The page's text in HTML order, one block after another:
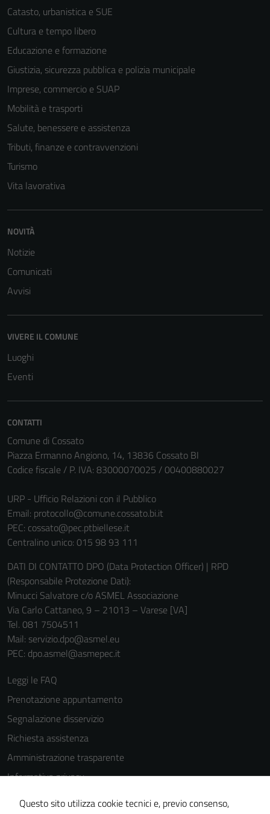
Catasto, urbanistica e SUE
Cultura e tempo libero
Educazione e formazione
Giustizia, sicurezza pubblica e polizia municipale
Imprese, commercio e SUAP
Mobilità e trasporti
Salute, benessere e assistenza
Tributi, finanze e contravvenzioni
Turismo
Vita lavorativa
NOVITÀ
Notizie
Comunicati
Avvisi
VIVERE IL COMUNE
Luoghi
Eventi
CONTATTI
Comune di Cossato
Piazza Ermanno Angiono, 14, 13836 Cossato BI
Codice fiscale / P. IVA: 83000070025 / 00400880027
URP - Ufficio Relazioni con il Pubblico
Email: protocollo@comune.cossato.bi.it
PEC: cossato@pec.ptbiellese.it
Centralino unico: 015 98 93 111
DATI DI CONTATTO DPO (Data Protection Officer) | RPD
(Responsabile Protezione Dati):
Minucci Salvatore c/o ASMEL Associazione
Via Carlo Cattaneo, 9 – 21013 – Varese [VA]
Tel. 081 7504511
Mail: servizio.dpo@asmel.eu
PEC: dpo.asmel@asmepec.it
Leggi le FAQ
Prenotazione appuntamento
Segnalazione disservizio
Richiesta assistenza
Amministrazione trasparente
Informativa privacy
Cookie Policy
Questo sito utilizza cookie tecnici e, previo consenso,
del sito e non
informazioni